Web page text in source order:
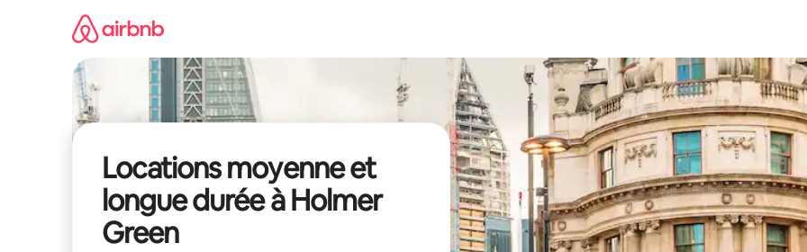
Locations moyenne et
longue durée à Holmer
Green